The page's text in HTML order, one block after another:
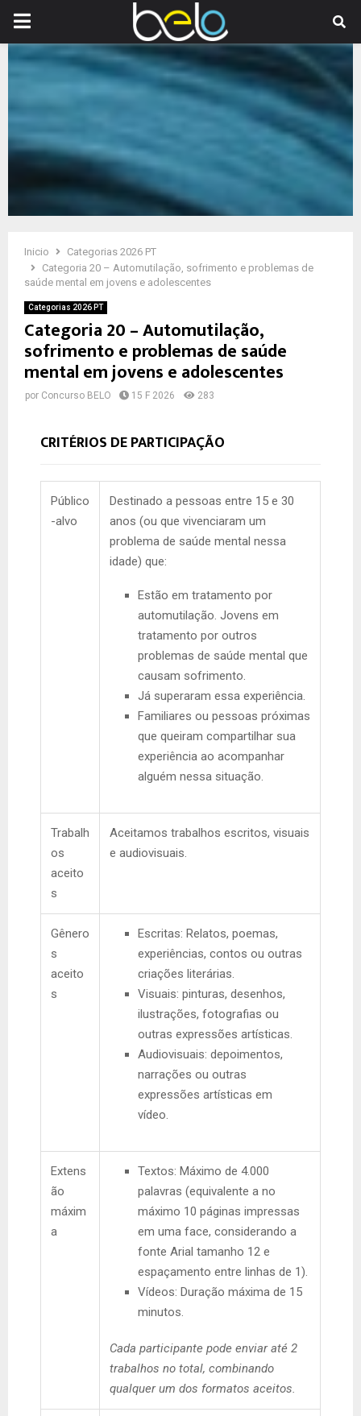
PRIMARY
MENU
Inicio
Categorias 2026 PT
Categoria 20 – Automutilação, sofrimento e problemas de
saúde mental em jovens e adolescentes
Categorias 2026 PT
Categoria 20 – Automutilação,
sofrimento e problemas de saúde
mental em jovens e adolescentes
por Concurso BELO 15 F 2026 283
CRITÉRIOS DE PARTICIPAÇÃO
Público
-alvo
Destinado a pessoas entre 15 e 30
anos (ou que vivenciaram um
problema de saúde mental nessa
idade) que:
Estão em tratamento por
automutilação. Jovens em
tratamento por outros
problemas de saúde mental que
causam sofrimento.
Já superaram essa experiência.
Familiares ou pessoas próximas
que queiram compartilhar sua
experiência ao acompanhar
alguém nessa situação.
Trabalh
os
aceito
s
Aceitamos trabalhos escritos, visuais
e audiovisuais.
Gênero
s
aceito
s
Escritas: Relatos, poemas,
experiências, contos ou outras
criações literárias.
Visuais: pinturas, desenhos,
ilustrações, fotografias ou
outras expressões artísticas.
Audiovisuais: depoimentos,
narrações ou outras
expressões artísticas em
vídeo.
Extens
ão
máxim
a
Textos: Máximo de 4.000
palavras (equivalente a no
máximo 10 páginas impressas
em uma face, considerando a
fonte Arial tamanho 12 e
espaçamento entre linhas de 1).
Vídeos: Duração máxima de 15
minutos.
Cada participante pode enviar até 2
trabalhos no total, combinando
qualquer um dos formatos aceitos.